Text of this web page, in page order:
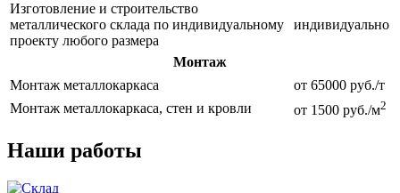
Изготовление и строительство
металлического склада по индивидуальному
проекту любого размера
индивидуально
Монтаж
Монтаж металлокаркаса
от 65000 руб./т
Монтаж металлокаркаса, стен и кровли
от 1500 руб./м2
Наши работы